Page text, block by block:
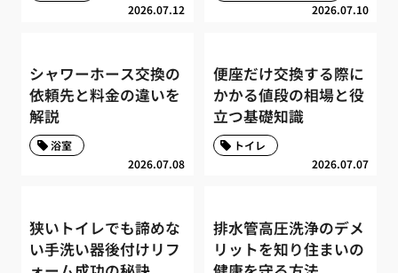
2026.07.12 2026.07.10
シャワーホース交換の
依頼先と料金の違いを
解説
2026.07.08
浴室
便座だけ交換する際に
かかる値段の相場と役
立つ基礎知識
2026.07.07
トイレ
狭いトイレでも諦めな
い手洗い器後付けリフ
排水管高圧洗浄のデメ
リットを知り住まいの